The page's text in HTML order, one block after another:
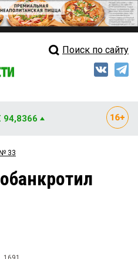
Свежий выпуск
Рейтинги
Поиск по сайту
94,8366
№ 33